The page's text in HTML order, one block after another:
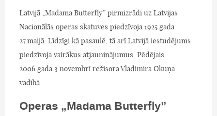
Latvijā „Madama Butterfly” pirmizrādi uz Latvijas
Nacionālās operas skatuves piedzīvoja 1925.gada
27.maijā. Līdzīgi kā pasaulē, tā arī Latvijā iestudējums
piedzīvoja vairākus atjauninājumus. Pēdējais
2006.gada 3.novembrī režisora Vladimira Okuņa
vadībā.
Operas „Madama Butterfly”